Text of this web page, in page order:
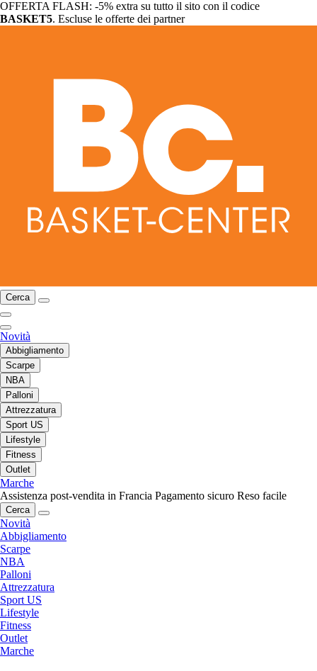
OFFERTA FLASH: -5% extra su tutto il sito con il codice
BASKET5. Escluse le offerte dei partner
Cerca
Novità
Abbigliamento
Scarpe
NBA
Palloni
Attrezzatura
Sport US
Lifestyle
Fitness
Outlet
Marche
Assistenza post-vendita in Francia Pagamento sicuro Reso facile
Cerca
Novità
Abbigliamento
Scarpe
NBA
Palloni
Attrezzatura
Sport US
Lifestyle
Fitness
Outlet
Marche